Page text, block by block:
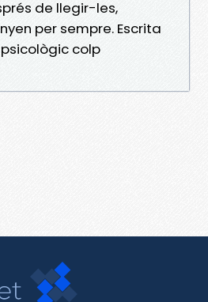
de llegir-les,
per sempre. Escrita
colp